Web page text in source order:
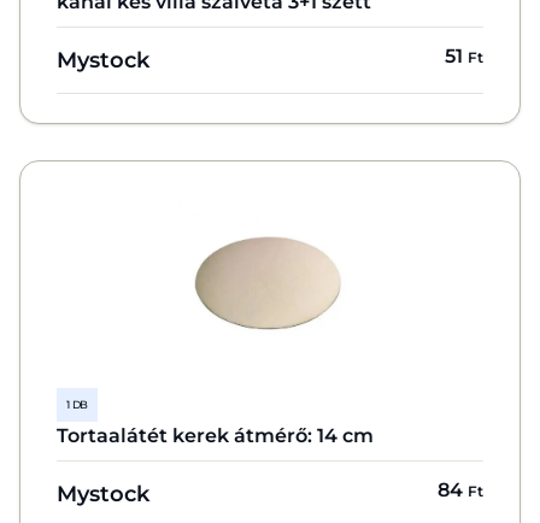
Mystock 51 Ft
1 DB
Tortaalátét kerek átmérő: 14 cm
Mystock 84 Ft